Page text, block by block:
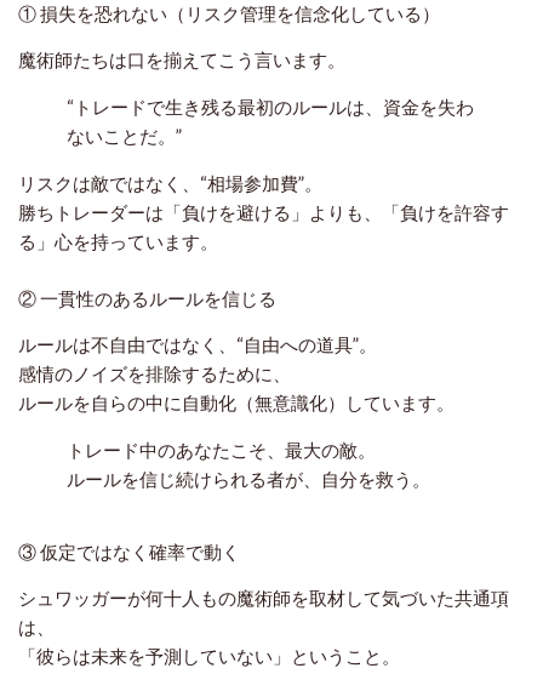
① 損失を恐れない（リスク管理を信念化している）
魔術師たちは口を揃えてこう言います。
“トレードで生き残る最初のルールは、資金を失わ
ないことだ。”
リスクは敵ではなく、“相場参加費”。
勝ちトレーダーは「負けを避ける」よりも、「負けを許容す
る」心を持っています。
② 一貫性のあるルールを信じる
ルールは不自由ではなく、“自由への道具”。
感情のノイズを排除するために、
ルールを自らの中に自動化（無意識化）しています。
トレード中のあなたこそ、最大の敵。
ルールを信じ続けられる者が、自分を救う。
③ 仮定ではなく確率で動く
シュワッガーが何十人もの魔術師を取材して気づいた共通項
は、
「彼らは未来を予測していない」ということ。